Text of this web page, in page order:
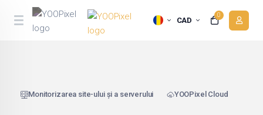
CAD
0
Monitorizarea site-ului și a serverului YOOPixel Cloud